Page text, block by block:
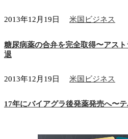
2013年12月19日 米国ビジネス
糖尿病薬の合弁を完全取得〜アス
退
2013年12月19日 米国ビジネス
17年にバイアグラ後発薬発売へ〜